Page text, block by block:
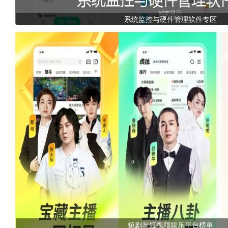
系统监控与硬件管理软件专区
短剧与短视频娱乐平台榜单